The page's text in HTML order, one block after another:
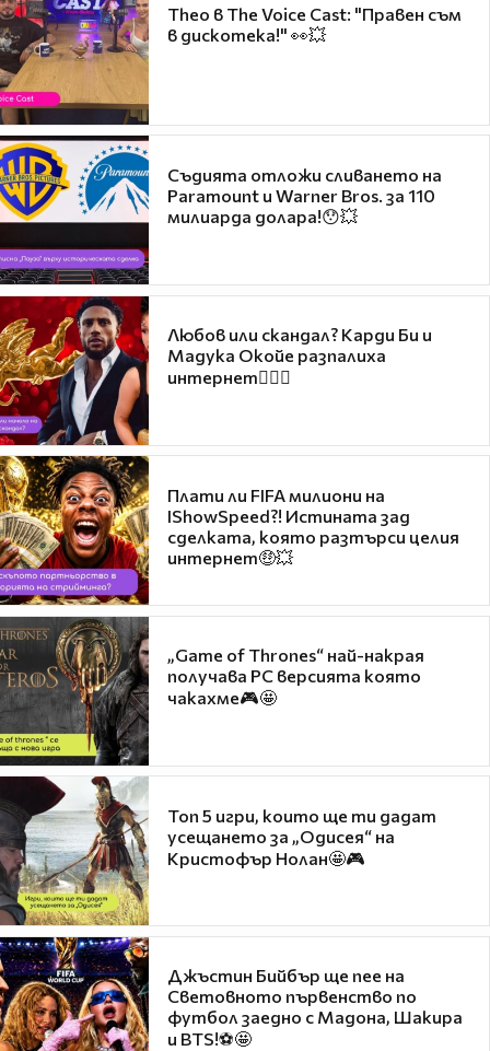
Theo в The Voice Cast: "Правен съм
в дискотека!" 👀💥
Съдията отложи сливането на
Paramount и Warner Bros. за 110
милиарда долара!😯💥
Любов или скандал? Карди Би и
Мадука Окойе разпалиха
интернет❤️‍🔥🔥
Плати ли FIFA милиони на
IShowSpeed?! Истината зад
сделката, която разтърси целия
интернет🤑💥
„Game of Thrones“ най-накрая
получава PC версията която
чакахме🎮🤩
Топ 5 игри, които ще ти дадат
усещането за „Одисея“ на
Кристофър Нолан🤩🎮
Джъстин Бийбър ще пее на
Световното първенство по
футбол заедно с Мадона, Шакира
и BTS!⚽🤩